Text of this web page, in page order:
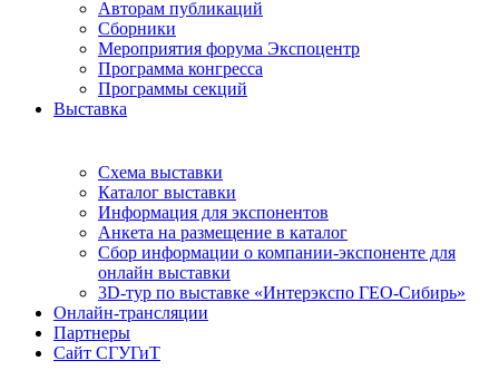
Авторам публикаций
Сборники
Мероприятия форума Экспоцентр
Программа конгресса
Программы секций
Выставка
Схема выставки
Каталог выставки
Информация для экспонентов
Анкета на размещение в каталог
Сбор информации о компании-экспоненте для
онлайн выставки
3D-тур по выставке «Интерэкспо ГЕО-Сибирь»
Онлайн-трансляции
Партнеры
Сайт СГУГиТ